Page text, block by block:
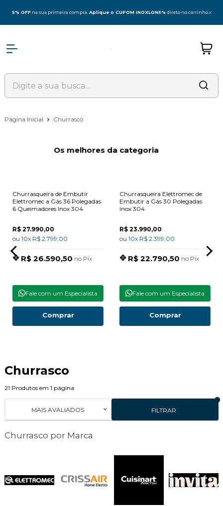
5% OFF na sua primeira compra.Aplique o CUPOM INOXLON5% direto no carrinho.x
Página Inicial Churrasco
Os melhores da categoria
Churrasqueira de Embutir
Elettromec a Gás 36 Polegadas
6 Queimadores Inox 304
R$ 27.990,00
ou 10x R$ 2.799,00
R$ 26.590,50 no Pix
Fale com um Especialista
Comprar
Churrasqueira Elettromec de
Embutir a Gás 30 Polegadas
Inox 304
R$ 23.990,00
ou 10x R$ 2.399,00
R$ 22.790,50 no Pix
Fale com um Especialista
Comprar
Churrasco
21 Produtos em 1 página
FILTRAR
MAIS AVALIADOS
Churrasco por Marca